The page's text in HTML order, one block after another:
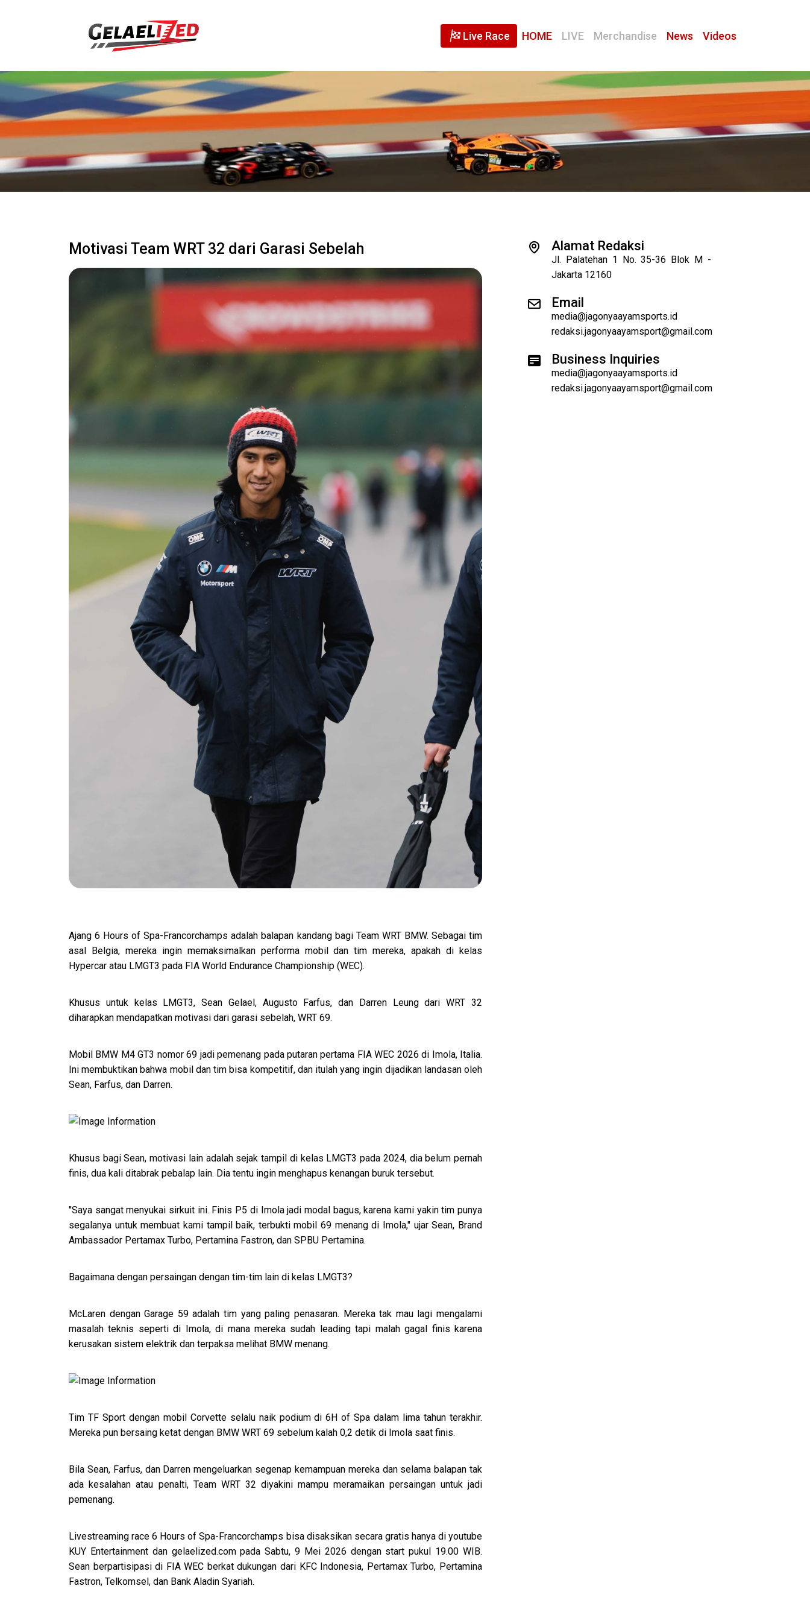
Live Race HOME LIVE Merchandise News Videos
Motivasi Team WRT 32 dari Garasi Sebelah
Ajang 6 Hours of Spa-Francorchamps adalah balapan kandang bagi Team WRT BMW. Sebagai tim
asal Belgia, mereka ingin memaksimalkan performa mobil dan tim mereka, apakah di kelas
Hypercar atau LMGT3 pada FIA World Endurance Championship (WEC).
Khusus untuk kelas LMGT3, Sean Gelael, Augusto Farfus, dan Darren Leung dari WRT 32
diharapkan mendapatkan motivasi dari garasi sebelah, WRT 69.
Mobil BMW M4 GT3 nomor 69 jadi pemenang pada putaran pertama FIA WEC 2026 di Imola, Italia.
Ini membuktikan bahwa mobil dan tim bisa kompetitif, dan itulah yang ingin dijadikan landasan oleh
Sean, Farfus, dan Darren.
Khusus bagi Sean, motivasi lain adalah sejak tampil di kelas LMGT3 pada 2024, dia belum pernah
finis, dua kali ditabrak pebalap lain. Dia tentu ingin menghapus kenangan buruk tersebut.
"Saya sangat menyukai sirkuit ini. Finis P5 di Imola jadi modal bagus, karena kami yakin tim punya
segalanya untuk membuat kami tampil baik, terbukti mobil 69 menang di Imola," ujar Sean, Brand
Ambassador Pertamax Turbo, Pertamina Fastron, dan SPBU Pertamina.
Bagaimana dengan persaingan dengan tim-tim lain di kelas LMGT3?
McLaren dengan Garage 59 adalah tim yang paling penasaran. Mereka tak mau lagi mengalami
masalah teknis seperti di Imola, di mana mereka sudah leading tapi malah gagal finis karena
kerusakan sistem elektrik dan terpaksa melihat BMW menang.
Tim TF Sport dengan mobil Corvette selalu naik podium di 6H of Spa dalam lima tahun terakhir.
Mereka pun bersaing ketat dengan BMW WRT 69 sebelum kalah 0,2 detik di Imola saat finis.
Bila Sean, Farfus, dan Darren mengeluarkan segenap kemampuan mereka dan selama balapan tak
ada kesalahan atau penalti, Team WRT 32 diyakini mampu meramaikan persaingan untuk jadi
pemenang.
Livestreaming race 6 Hours of Spa-Francorchamps bisa disaksikan secara gratis hanya di youtube
KUY Entertainment dan gelaelized.com pada Sabtu, 9 Mei 2026 dengan start pukul 19.00 WIB.
Sean berpartisipasi di FIA WEC berkat dukungan dari KFC Indonesia, Pertamax Turbo, Pertamina
Fastron, Telkomsel, dan Bank Aladin Syariah.
Alamat Redaksi
Jl. Palatehan 1 No. 35-36 Blok M -
Jakarta 12160
Email
media@jagonyaayamsports.id
redaksi.jagonyaayamsport@gmail.com
Business Inquiries
media@jagonyaayamsports.id
redaksi.jagonyaayamsport@gmail.com